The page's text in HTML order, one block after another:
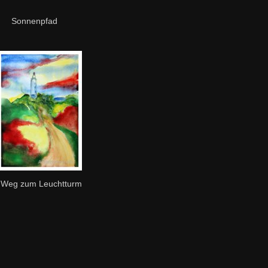
Sonnenpfad
Weg zum Leuchtturm